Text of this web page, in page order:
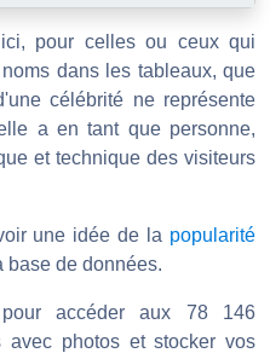
pour celles ou ceux qui
dans les tableaux, que
célébrité ne représente
a en tant que personne,
et technique des visiteurs
une idée de la popularité
base de données.
pour accéder aux 78 146
avec photos et stocker vos